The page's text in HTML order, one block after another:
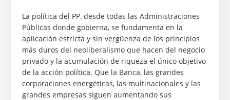
La política del PP, desde todas las Administraciones
Públicas donde gobierna, se fundamenta en la
aplicación estricta y sin vergüenza de los principios
más duros del neoliberalismo que hacen del negocio
privado y la acumulación de riqueza el único objetivo
de la acción política. Que la Banca, las grandes
corporaciones energéticas, las multinacionales y las
grandes empresas siguen aumentando sus